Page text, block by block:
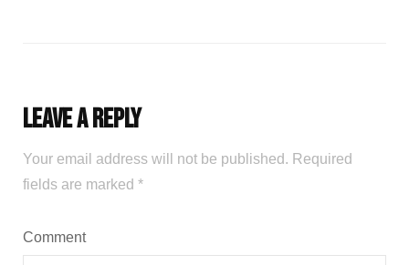
Leave a Reply
Your email address will not be published. Required
fields are marked *
Comment